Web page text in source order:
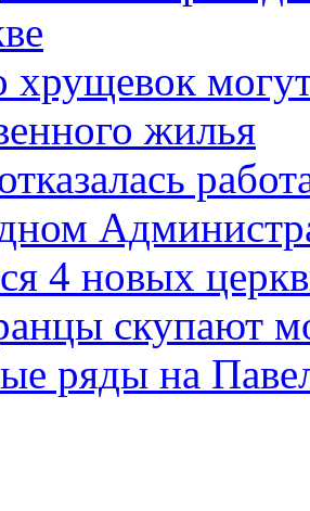
хрущевок
жилья
4 новых
скупают
ряды на